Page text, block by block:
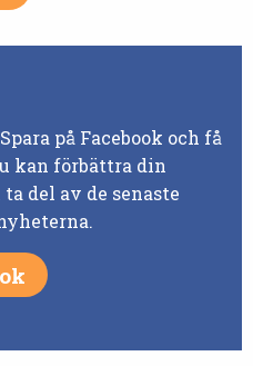
på Facebook och få
kan förbättra din
del av de senaste